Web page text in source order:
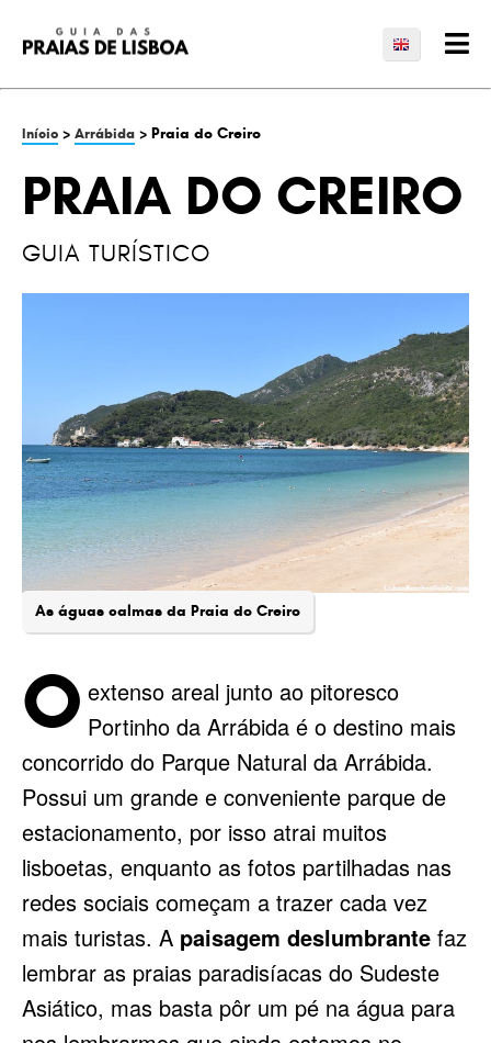
Início > Arrábida > Praia do Creiro
PRAIA DO CREIRO
GUIA TURÍSTICO
As águas calmas da Praia do Creiro
O extenso areal junto ao pitoresco
Portinho da Arrábida é o destino mais
concorrido do Parque Natural da Arrábida.
Possui um grande e conveniente parque de
estacionamento, por isso atrai muitos
lisboetas, enquanto as fotos partilhadas nas
redes sociais começam a trazer cada vez
mais turistas. A paisagem deslumbrante faz
lembrar as praias paradisíacas do Sudeste
Asiático, mas basta pôr um pé na água para